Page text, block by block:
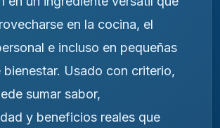
en la cocina, el
e incluso en pequeñas
bienestar. Usado con criterio,
sumar sabor,
y beneficios reales que